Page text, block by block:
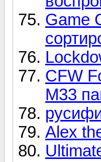
Game
CFW
М33
Alex